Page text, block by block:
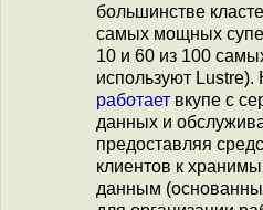
большинстве
самых мощных
10 и 60 из 100
используют Lustre).
работает вкупе с
данных и
предоставляя
клиентов к
данным